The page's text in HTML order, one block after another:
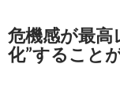
危機感が最
化”すること